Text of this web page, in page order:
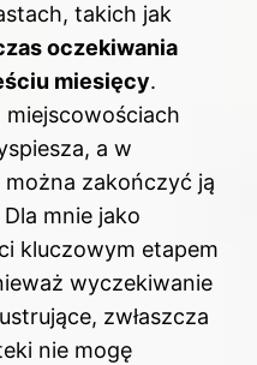
takich jak
oczekiwania
miesięcy.
a w
zakończyć ją
mnie jako
kluczowym etapem
wyczekiwanie
zwłaszcza
nie mogę